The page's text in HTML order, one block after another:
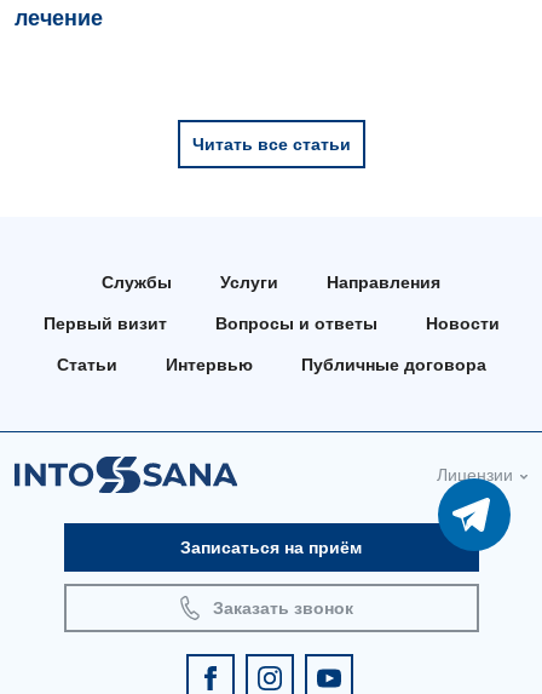
лечение
Читать все статьи
Службы Услуги Направления
Первый визит Вопросы и ответы Новости
Статьи Интервью Публичные договора
Лицензии
Записаться на приём
Заказать звонок